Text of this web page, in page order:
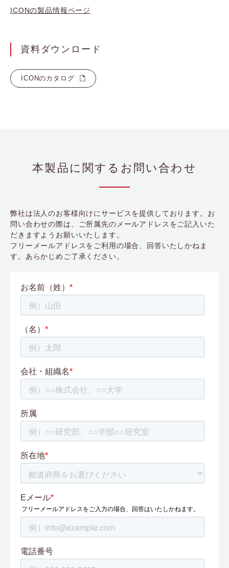
ICONの製品情報ページ
資料ダウンロード
ICONのカタログ
本製品に関するお問い合わせ
弊社は法人のお客様向けにサービスを提供しております。お
問い合わせの際は、ご所属先のメールアドレスをご記入いた
だきますようお願いいたします。
フリーメールアドレスをご利用の場合、回答いたしかねま
す。あらかじめご了承ください。